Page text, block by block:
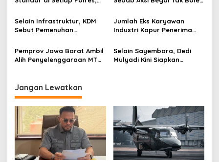
s
Tertangkap Langsung Ganti
Ekonomi
Selain Infrastruktur, KDM
Sebut Pemenuhan
Masyarakat Jadi Fokus
APBD Jabar 2027
Jumlah Eks Karyawan
Industri Kapur Penerima
Bertambah, KDM: Kita
Identifikasi
Pemprov Jawa Barat Ambil
Alih Penyelenggaraan MTQ
Selain Sayembara, Dedi
Mulyadi Kini Siapkan
Jangan Lewatkan